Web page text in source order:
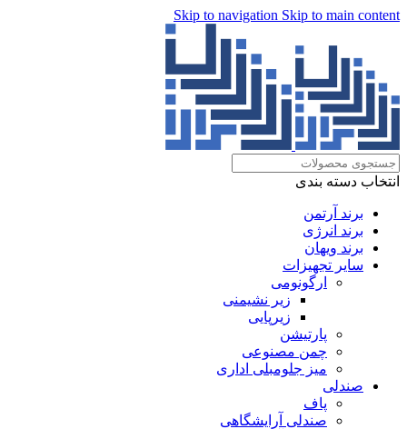
Skip to navigation Skip to main content
انتخاب دسته بندی
برند آرتمن
برند انرژی
برند ویهان
سایر تجهیزات
ارگونومی
زیر نشیمنی
زیرپایی
پارتیشن
چمن مصنوعی
میز جلومبلی اداری
صندلی
پاف
صندلی آرایشگاهی